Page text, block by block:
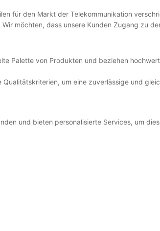
für den Markt der Telekommunikation
möchten, dass unsere Kunden Zugang zu
Palette von Produkten und beziehen
Qualitätskriterien, um eine zuverlässige und
und bieten personalisierte Services, um